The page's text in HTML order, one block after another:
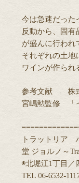
今は急速だっ
反動から、固有
が盛んに行われ
それぞれの土地
ワインが作られ
参考文献 株式
宮嶋勲監修 「
トラットリア
堂 ジョルノ～
◉北堀江1丁目／
TEL 06-6532-